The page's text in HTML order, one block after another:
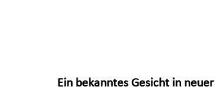
Ein bekanntes Gesicht in